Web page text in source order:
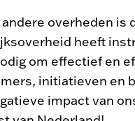
overheden is
heeft
om effectief en
initiatieven en
impact van